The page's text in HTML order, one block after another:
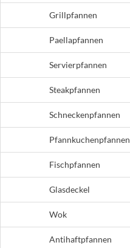
Grillpfannen
Paellapfannen
Servierpfannen
Steakpfannen
Schneckenpfannen
Pfannkuchenpfannen
Fischpfannen
Glasdeckel
Wok
Antihaftpfannen